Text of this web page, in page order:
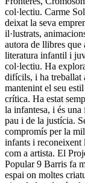
col·lectiu. Carme
deixat la seva
il·lustrats,
autora de llibres que
literatura infantil i
col·lectiu. Ha
difícils, i ha treballat
mantenint el seu
crítica. Ha estat
la infantesa, i és una
pau i de la justícia.
compromís per la
infants i reconeixent
com a artista. El
Popular 9 Barris fa
espai on moltes